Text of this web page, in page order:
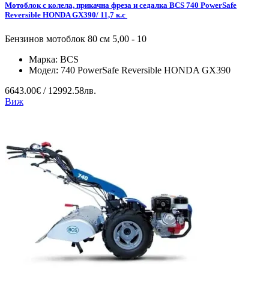
Мотоблок с колела, прикачна фреза и седалка BCS 740 PowerSafe
Reversible HONDA GX390/ 11,7 к.с
Бензинов мотоблок 80 см 5,00 - 10
Марка: BCS
Модел: 740 PowerSafe Reversible HONDA GX390
6643.00€ / 12992.58лв.
Виж